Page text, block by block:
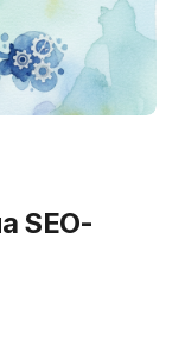
SEO-